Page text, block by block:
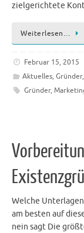
zielgerichtete
Weiterlesen…
Februar 15, 2015
Aktuelles, Gründer,
Gründer,
Welche
am besten auf
nein sagt Die